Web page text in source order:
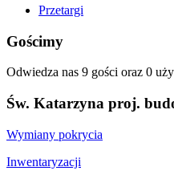
Przetargi
Gościmy
Odwiedza nas 9 gości oraz 0
Św. Katarzyna proj.
Wymiany pokrycia
Inwentaryzacji